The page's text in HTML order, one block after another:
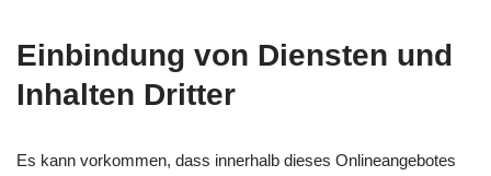
Einbindung von Diensten und
Inhalten Dritter
Es kann vorkommen, dass innerhalb dieses Onlineangebotes